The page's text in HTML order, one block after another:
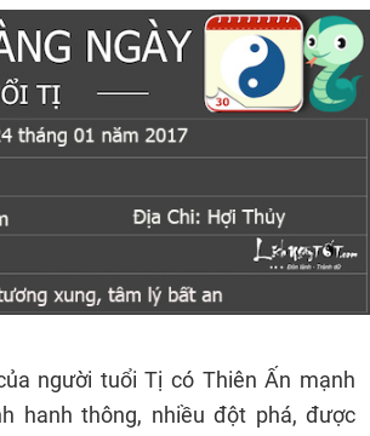
người tuổi Tị có Thiên Ấn mạnh
hanh thông, nhiều đột phá, được